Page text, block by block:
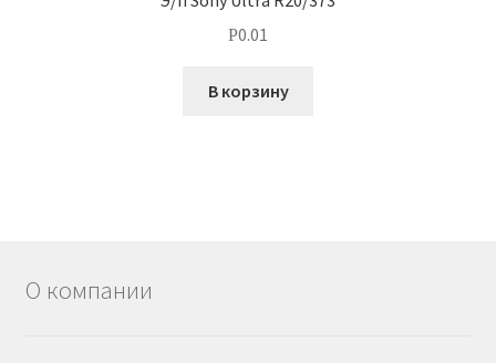
Р0.01
В корзину
О компании